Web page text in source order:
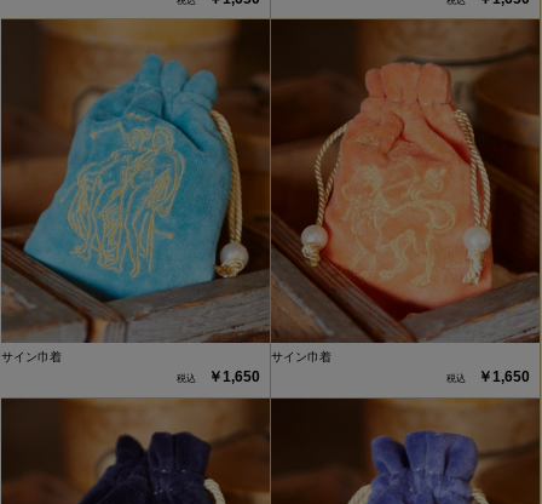
サイン巾着
￥1,650
サイン巾着
￥1,650